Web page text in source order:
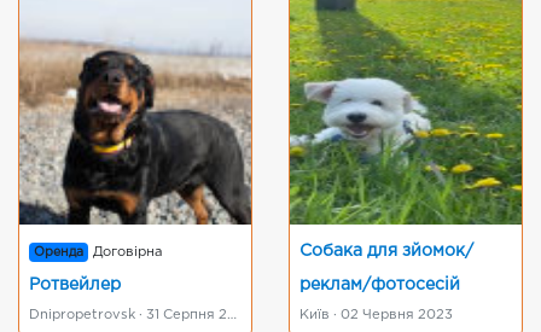
Оренда Договірна
Ротвейлер
Dnipropetrovsk · 31 Серпня 2017
Собака для зйомок/
реклам/фотосесій
Київ · 02 Червня 2023